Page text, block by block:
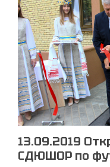
13.09.2019
СДЮШОР по